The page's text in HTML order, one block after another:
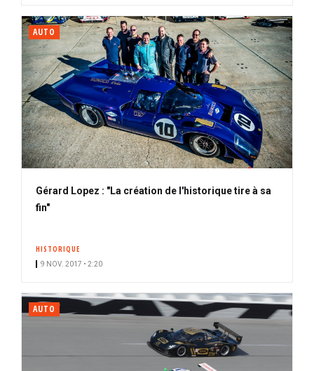
AUTO
Gérard Lopez : "La création de l'historique tire à sa
fin"
HISTORIQUE
9 NOV. 2017 • 2:20
AUTO